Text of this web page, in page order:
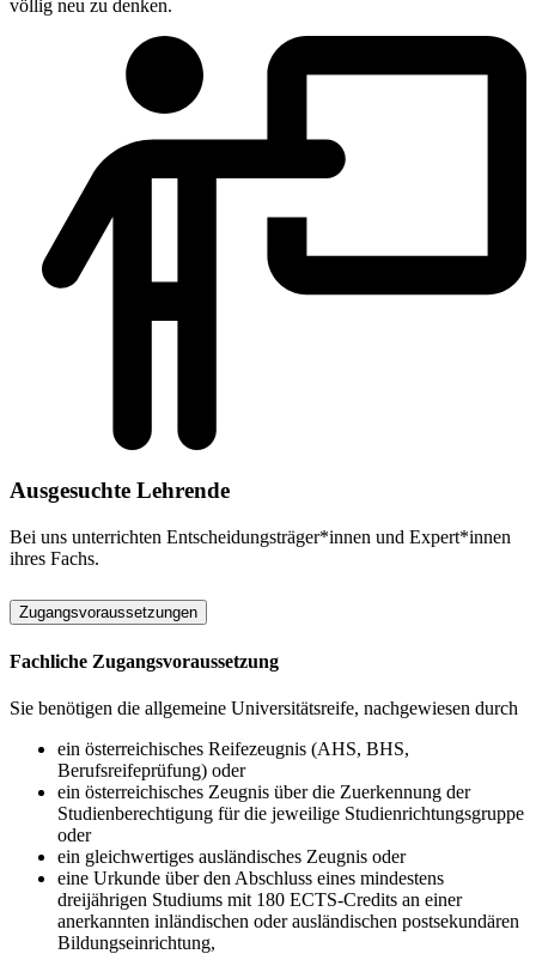
völlig neu zu denken.
Ausgesuchte Lehrende
Bei uns unterrichten Entscheidungsträger*innen und Expert*innen
ihres Fachs.
Zugangsvoraussetzungen
Fachliche Zugangsvoraussetzung
Sie benötigen die allgemeine Universitätsreife, nachgewiesen durch
ein österreichisches Reifezeugnis (AHS, BHS,
Berufsreifeprüfung) oder
ein österreichisches Zeugnis über die Zuerkennung der
Studienberechtigung für die jeweilige Studienrichtungsgruppe
oder
ein gleichwertiges ausländisches Zeugnis oder
eine Urkunde über den Abschluss eines mindestens
dreijährigen Studiums mit 180 ECTS-Credits an einer
anerkannten inländischen oder ausländischen postsekundären
Bildungseinrichtung,